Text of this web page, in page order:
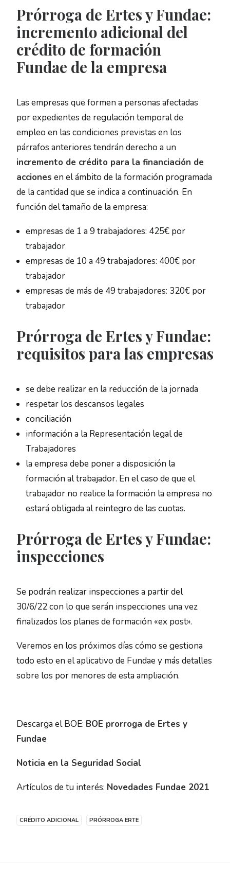
Prórroga de Ertes y Fundae:
incremento adicional del
crédito de formación
Fundae de la empresa
Las empresas que formen a personas afectadas
por expedientes de regulación temporal de
empleo en las condiciones previstas en los
párrafos anteriores tendrán derecho a un
incremento de crédito para la financiación de
acciones en el ámbito de la formación programada
de la cantidad que se indica a continuación. En
función del tamaño de la empresa:
empresas de 1 a 9 trabajadores: 425€ por
trabajador
empresas de 10 a 49 trabajadores: 400€ por
trabajador
empresas de más de 49 trabajadores: 320€ por
trabajador
Prórroga de Ertes y Fundae:
requisitos para las empresas
se debe realizar en la reducción de la jornada
respetar los descansos legales
conciliación
información a la Representación legal de
Trabajadores
la empresa debe poner a disposición la
formación al trabajador. En el caso de que el
trabajador no realice la formación la empresa no
estará obligada al reintegro de las cuotas.
Prórroga de Ertes y Fundae:
inspecciones
Se podrán realizar inspecciones a partir del
30/6/22 con lo que serán inspecciones una vez
finalizados los planes de formación «ex post».
Veremos en los próximos días cómo se gestiona
todo esto en el aplicativo de Fundae y más detalles
sobre los por menores de esta ampliación.
Descarga el BOE: BOE prorroga de Ertes y
Fundae
Noticia en la Seguridad Social
Artículos de tu interés: Novedades Fundae 2021
CRÉDITO ADICIONAL PRÓRROGA ERTE